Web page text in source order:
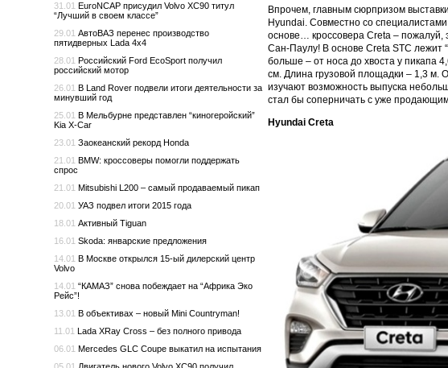
Впрочем, главным сюрпризом
Hyundai. Совместно со
основе… кроссовера Creta –
Сан-Паулу! В основе Creta STC лежит
больше – от носа до хвоста у пикапа
см. Длина грузовой площадки – 1,3 м.
изучают возможность выпуска
стал бы соперничать с уже
Hyundai Creta
31.01 EuroNCAP присудил Volvo XC90 титул
“Лучший в своем классе”
29.01 АвтоВАЗ перенес производство
пятидверных Lada 4x4
28.01 Российский Ford EcoSport получил
российский мотор
26.01 В Land Rover подвели итоги деятельности за
минувший год
25.01 В Мельбурне представлен “киногеройский”
Kia X-Car
23.01 Заокеанский рекорд Honda
21.01 BMW: кроссоверы помогли поддержать
спрос
21.01 Mitsubishi L200 – самый продаваемый пикап
20.01 УАЗ подвел итоги 2015 года
18.01 Активный Tiguan
16.01 Skoda: январские предложения
14.01 В Москве открылся 15-ый дилерский центр
Volvo
14.01 “КАМАЗ” снова побеждает на “Африка Эко
Рейс”!
13.01 В объективах – новый Mini Countryman!
11.01 Lada XRay Cross – без полного привода
06.01 Mercedes GLC Coupe выкатил на испытания